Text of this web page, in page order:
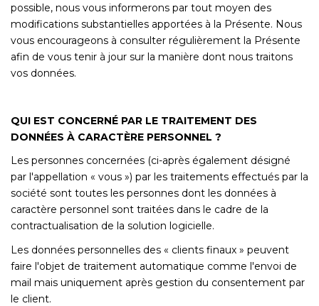
possible, nous vous informerons par tout moyen des
modifications substantielles apportées à la Présente. Nous
vous encourageons à consulter régulièrement la Présente
afin de vous tenir à jour sur la manière dont nous traitons
vos données.
QUI EST CONCERNÉ PAR LE TRAITEMENT DES
DONNÉES À CARACTÈRE PERSONNEL ?
Les personnes concernées (ci-après également désigné
par l'appellation « vous ») par les traitements effectués par la
société sont toutes les personnes dont les données à
caractère personnel sont traitées dans le cadre de la
contractualisation de la solution logicielle.
Les données personnelles des « clients finaux » peuvent
faire l'objet de traitement automatique comme l'envoi de
mail mais uniquement après gestion du consentement par
le client.